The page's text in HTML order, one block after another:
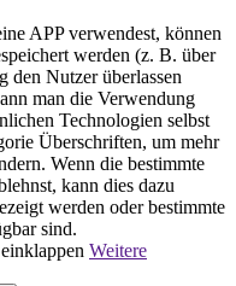
APP verwendest, können
werden (z. B. über
den Nutzer überlassen
man die Verwendung
Technologien selbst
Überschriften, um mehr
Wenn die bestimmte
kann dies dazu
werden oder bestimmte
sind.
Weitere